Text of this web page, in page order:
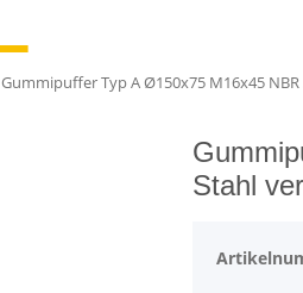
Gummipuffer Typ A Ø150x75 M16x45
Stahl